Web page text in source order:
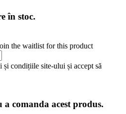
în stoc.
the waitlist for this product
și condițiile site-ului și accept să
a comanda acest produs.